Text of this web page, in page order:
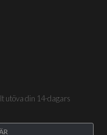
utöva din 14-dagars